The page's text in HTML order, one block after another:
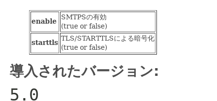
enable
SMTPSの有効
(true or false)
starttls
TLS/STARTTLSによる暗号化
(true or false)
導入されたバージョン:
5.0